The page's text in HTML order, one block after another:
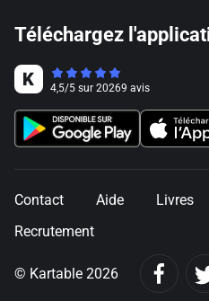
Téléchargez
4,5/5 sur 20269 avis
Contact Aide Livres
Recrutement
© Kartable 2026